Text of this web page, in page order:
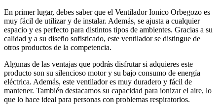
En primer lugar, debes saber que el Ventilador Ionico Orbegozo es
muy fácil de utilizar y de instalar. Además, se ajusta a cualquier
espacio y es perfecto para distintos tipos de ambientes. Gracias a su
calidad y a su diseño sofisticado, este ventilador se distingue de
otros productos de la competencia.
Algunas de las ventajas que podrás disfrutar si adquieres este
producto son su silencioso motor y su bajo consumo de energía
eléctrica. Además, este ventilador es muy duradero y fácil de
mantener. También destacamos su capacidad para ionizar el aire, lo
que lo hace ideal para personas con problemas respiratorios.